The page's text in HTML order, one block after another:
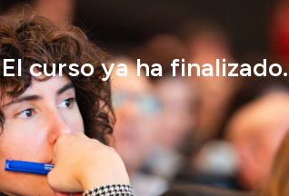
El curso ya ha finalizado.